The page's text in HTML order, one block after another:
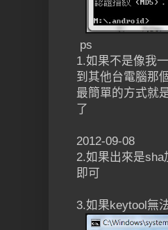
ps
1.如果不是像我
到其他台電腦那
最簡單的方式就
了
2012-09-08
2.如果出來是sha
即可
3.如果keytool無